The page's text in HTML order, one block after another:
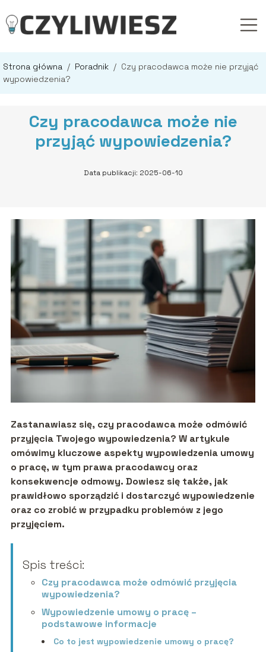
Strona główna / Poradnik / Czy pracodawca może nie przyjąć
wypowiedzenia?
Czy pracodawca może nie
przyjąć wypowiedzenia?
Data publikacji: 2025-06-10
Zastanawiasz się, czy pracodawca może odmówić
przyjęcia Twojego wypowiedzenia? W artykule
omówimy kluczowe aspekty wypowiedzenia umowy
o pracę, w tym prawa pracodawcy oraz
konsekwencje odmowy. Dowiesz się także, jak
prawidłowo sporządzić i dostarczyć wypowiedzenie
oraz co zrobić w przypadku problemów z jego
przyjęciem.
Spis treści:
Czy pracodawca może odmówić przyjęcia
wypowiedzenia?
Wypowiedzenie umowy o pracę –
podstawowe informacje
Co to jest wypowiedzenie umowy o pracę?